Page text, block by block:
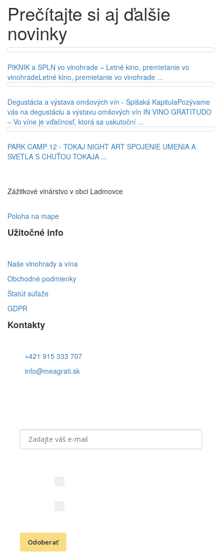
Prečítajte si aj ďalšie
novinky
PIKNIK a SPLN vo vinohrade – Letné kino, premietanie vo
vinohradeLetné kino, premietanie vo vinohrade ...
Degustácia a výstava omšových vín - Spišská KapitulaPozývame
vás na degustáciu a výstavu omšových vín IN VINO GRATITUDO
– Vo víne je vďačnosť, ktorá sa uskutoční ...
PARK CAMP 12 - TOKAJ NIGHT ART SPOJENIE UMENIA A
SVETLA S CHUŤOU TOKAJA ...
Zážitkové vinárstvo v obci Ladmovce
Poloha na mape
Užitočné info
Naše vinohrady a vína
Obchodné podmienky
Štatút súťaže
GDPR
Kontakty
+421 915 333 707
info@meagrati.sk
Odoberať